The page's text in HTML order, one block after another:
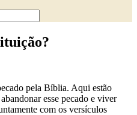
pela Bíblia. Aqui estão
esse pecado e viver
com os versículos